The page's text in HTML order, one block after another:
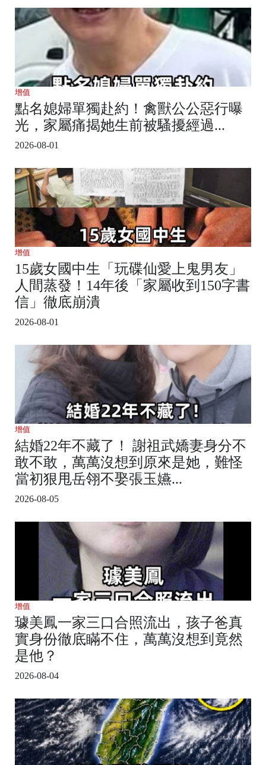
增值
點名媳婦單獨赴約！禽獸公公惡行曝
光，家屬痛揭她生前被騷擾經過...
2026-08-01
增值
15歲女國中生「玩碟仙愛上鬼男友」
人間蒸發！14年後「家屬收到150字書
信」徹底崩潰
2026-08-01
增值
結婚22年不藏了！ 謝祖武嬌妻身分不
敢不敢，萬萬沒想到原來是她，難怪
當初狠甩岳翎不娶張玉嬿...
2026-08-05
增值
璩美鳳一家三口合照流出，孩子爸真
實身份徹底瞞不住，萬萬沒想到竟然
是他？
2026-08-04